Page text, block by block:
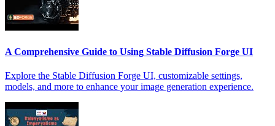
A Comprehensive Guide to Using Stable Diffusion Forge UI
Explore the Stable Diffusion Forge UI, customizable settings,
models, and more to enhance your image generation experience.